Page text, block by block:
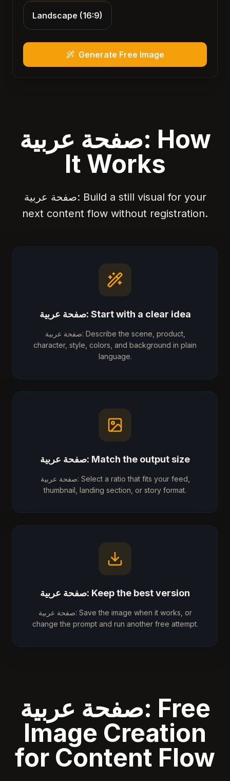
Landscape (16:9)
Generate Free Image
صفحة عربية: How
It Works
صفحة عربية: Build a still visual for your
next content flow without registration.
صفحة عربية: Start with a clear idea
صفحة عربية: Describe the scene, product,
character, style, colors, and background in plain
language.
صفحة عربية: Match the output size
صفحة عربية: Select a ratio that fits your feed,
thumbnail, landing section, or story format.
صفحة عربية: Keep the best version
صفحة عربية: Save the image when it works, or
change the prompt and run another free attempt.
صفحة عربية: Free
Image Creation
for Content Flow